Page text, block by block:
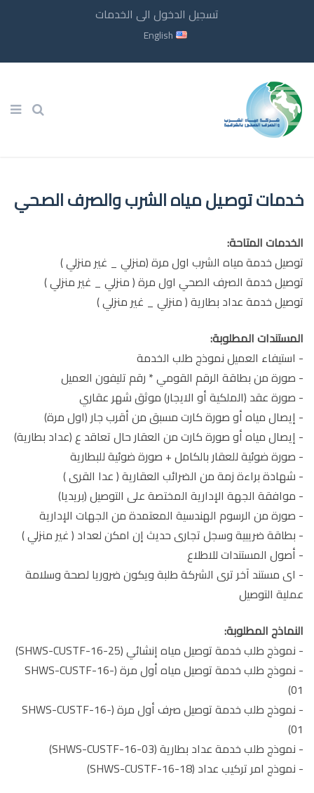
تسجيل الدخول الى الخدمات
English
خدمات توصيل مياه الشرب والصرف الصحي
الخدمات المتاحة:
توصيل خدمة مياه الشرب اول مرة (منزلي _ غير منزلي )
توصيل خدمة الصرف الصحي اول مرة ( منزلي _ غير منزلي )
توصيل خدمة عداد بطارية ( منزلي _ غير منزلي )
المستندات المطلوبة:
- استيفاء العميل نموذج طلب الخدمة
- صورة من بطاقة الرقم القومي * رقم تليفون العميل
- صورة عقد (الملكية أو الايجار) موثق شهر عقاري
- إيصال مياه أو صورة كارت مسبق من أقرب جار (اول مرة)
- إيصال مياه أو صورة كارت من العقار حال تعاقد ع (عداد بطارية)
- صورة ضوئية للعقار بالكامل + صورة ضوئية للبطارية
- شهادة براءة زمة من الضرائب العقارية ( عدا القرى )
- موافقة الجهة الإدارية المختصة على التوصيل (بريديا)
- صورة من الرسوم الهندسية المعتمدة من الجهات الإدارية
- بطاقة ضريبية وسجل تجارى حديث إن امكن لعداد ( غير منزلي )
- أصول المستندات للاطلاع
- اى مستند آخر ترى الشركة طلبة ويكون ضروريا لصحة وسلامة
عملية التوصيل
النماذج المطلوبة:
- نموذج طلب خدمة توصيل مياه إنشائي (SHWS-CUSTF-16-25)
- نموذج طلب خدمة توصيل مياه أول مرة (SHWS-CUSTF-16-
01)
- نموذج طلب خدمة توصيل صرف أول مرة (SHWS-CUSTF-16-
01)
- نموذج طلب خدمة عداد بطارية (SHWS-CUSTF-16-03)
- نموذج امر تركيب عداد (SHWS-CUSTF-16-18)